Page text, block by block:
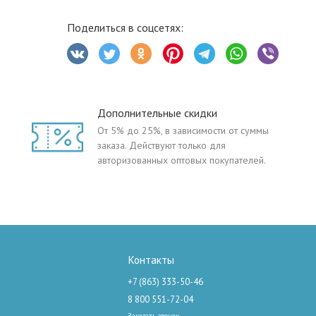
Поделиться в соцсетях:
Дополнительные скидки
От 5% до 25%, в зависимости от суммы
заказа. Действуют только для
авторизованных оптовых покупателей.
Контакты
+7 (863) 333-50-46
8 800 551-72-04